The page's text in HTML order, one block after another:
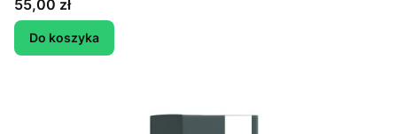
Cena
55,00 zł
Do koszyka